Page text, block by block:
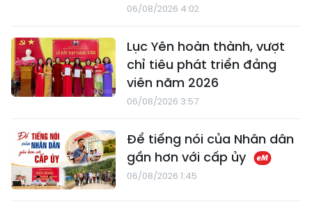
06/08/2026 4:02
Lục Yên hoàn thành, vượt
chỉ tiêu phát triển đảng
viên năm 2026
06/08/2026 3:57
Để tiếng nói của Nhân dân
gần hơn với cấp ủy
06/08/2026 1:45